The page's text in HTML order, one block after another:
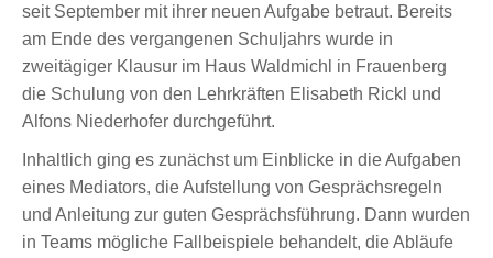
seit September mit ihrer neuen Aufgabe betraut. Bereits
am Ende des vergangenen Schuljahrs wurde in
zweitägiger Klausur im Haus Waldmichl in Frauenberg
die Schulung von den Lehrkräften Elisabeth Rickl und
Alfons Niederhofer durchgeführt.
Inhaltlich ging es zunächst um Einblicke in die Aufgaben
eines Mediators, die Aufstellung von Gesprächsregeln
und Anleitung zur guten Gesprächsführung. Dann wurden
in Teams mögliche Fallbeispiele behandelt, die Abläufe